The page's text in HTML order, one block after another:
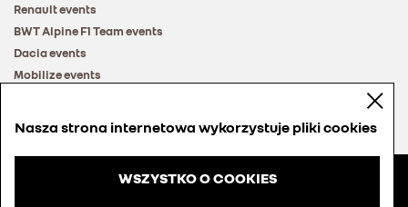
Renault events
BWT Alpine F1 Team events
Dacia events
Mobilize events
© Groupe Renault 2026
Nasza strona internetowa wykorzystuje pliki cookies
WSZYSTKO O COOKIES